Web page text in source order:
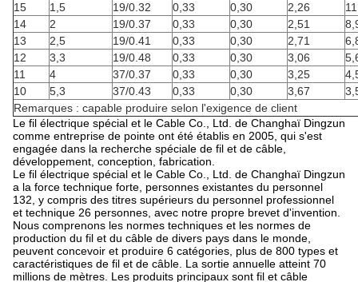
15
1,5 19/0.32 0,33 0,30 2,26
14
2 19/0.37 0,33 0,30 2,51
13
2,5 19/0.41 0,33 0,30 2,71
12
3,3 19/0.48 0,33 0,30 3,06
11
4 37/0.37 0,33 0,30 3,25
10
5,3 37/0.43 0,33 0,30 3,67
Remarques : capable produire selon l'exigence de client
Le fil électrique spécial et le Cable Co., Ltd. de Changhaï Dingzun
comme entreprise de pointe ont été établis en 2005, qui s'est
engagée dans la recherche spéciale de fil et de câble,
développement, conception, fabrication.
Le fil électrique spécial et le Cable Co., Ltd. de Changhaï Dingzun
a la force technique forte, personnes existantes du personnel
132, y compris des titres supérieurs du personnel professionnel
et technique 26 personnes, avec notre propre brevet d'invention.
Nous comprenons les normes techniques et les normes de
production du fil et du câble de divers pays dans le monde,
peuvent concevoir et produire 6 catégories, plus de 800 types et
caractéristiques de fil et de câble. La sortie annuelle atteint 70
millions de mètres. Les produits principaux sont fil et câble